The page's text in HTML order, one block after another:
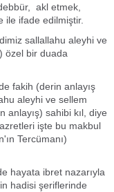
akl etmek,
ile ifade edilmiştir.
sallallahu aleyhi ve
özel bir duada
fakih (derin anlayış
aleyhi ve sellem
anlayış) sahibi kıl, diye
işte bu makbul
Tercümanı)
hayata ibret nazarıyla
hadisi şeriflerinde